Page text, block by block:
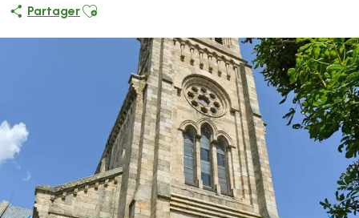
PartagerAjouter aux favoris